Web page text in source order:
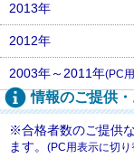
2013年
2012年
2003年～2011年(PC
情報のご提供
※合格者数のご提供
ます。 (PC用表示に切